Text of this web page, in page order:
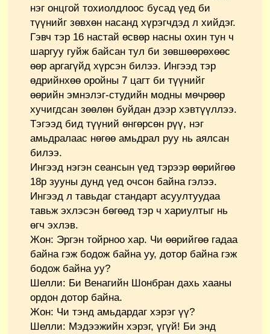
нэг онцгой тохиолдлоос бусад үед би
түүнийг зөвхөн насанд хүрэгчдэд л хийдэг.
Гэвч тэр 16 настай өсвөр насны охин тун ч
шаргуу гуйж байсан тул би зөвшөөрөхөөс
өөр аргагүйд хүрсэн билээ. Ингээд тэр
өдрийнхөө оройны 7 цагт би түүнийг
өөрийн эмнэлэг-студийн модны мөчрөөр
хучигдсан зөөлөн буйдан дээр хэвтүүллээ.
Тэгээд бид түүний өнгөрсөн рүү, нэг
амьдралаас нөгөө амьдрал руу нь аялсан
билээ.
Ингээд нэгэн сеансын үед тэрээр өөрийгөө
18р зууны дунд үед очсон байна гэлээ.
Ингээд л тавьдаг стандарт асуултуудаа
тавьж эхлэсэн бөгөөд тэр ч хариултыг нь
өгч эхлэв.
Жон: Эргэн тойрноо хар. Чи өөрийгөө гадаа
байна гэж бодож байна уу, дотор байна гэж
бодож байна уу?
Шелли: Би Венагийн Шонбран дахь хааны
ордон дотор байна.
Жон: Чи тэнд амьдардаг хэрэг үү?
Шелли: Мэдээжийн хэрэг, үгүй! Би энд